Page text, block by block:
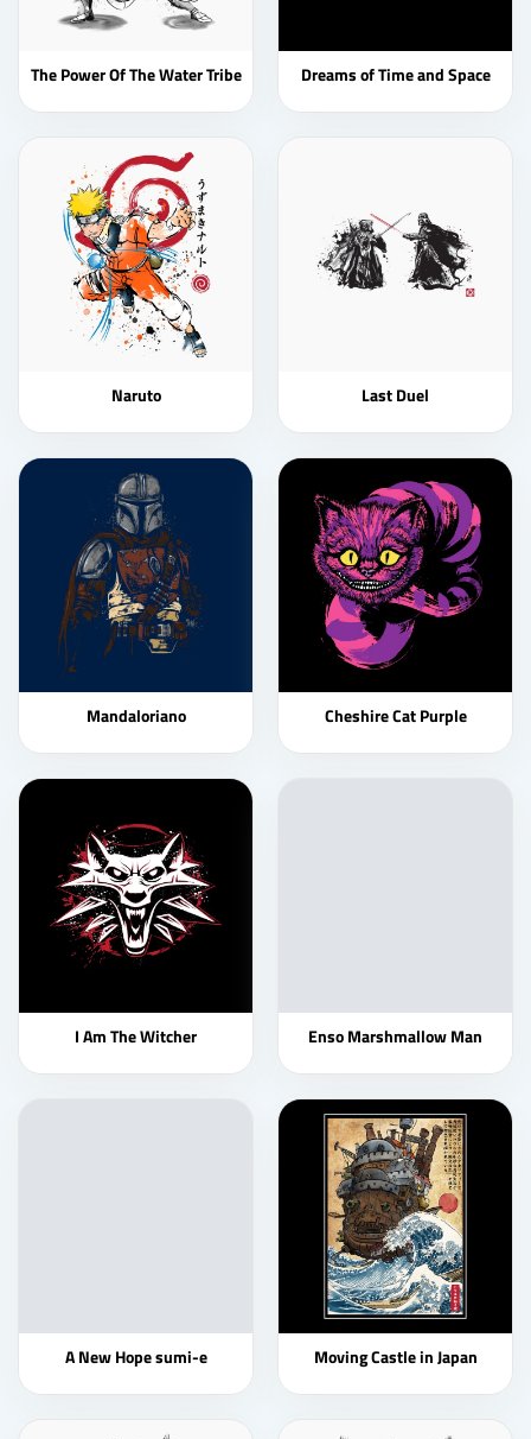
The Power Of The Water Tribe Dreams of Time and Space
Naruto Last Duel
Mandaloriano Cheshire Cat Purple
I Am The Witcher Enso Marshmallow Man
A New Hope sumi-e Moving Castle in Japan